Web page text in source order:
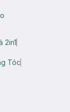
2in1
Tóc